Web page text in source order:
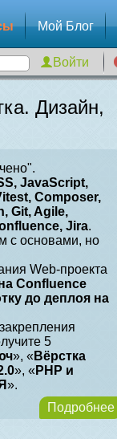
Мой Блог
Дизайн,
JavaScript,
Composer,
Git, Agile,
Jira.
с основами, но
Web-проекта
Confluence
до деплоя на
5
», « Вёрстка
», «PHP и
».
Подробнее